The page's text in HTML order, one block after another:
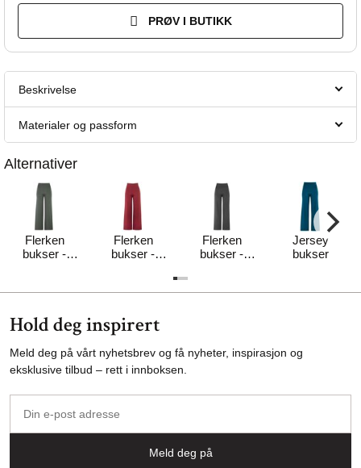
PRØV I BUTIKK
Beskrivelse
Materialer og passform
Alternativer
Flerken
bukser -
Flerken
bukser -
Flerken
bukser -
Jersey
bukser
Hold deg inspirert
Meld deg på vårt nyhetsbrev og få nyheter, inspirasjon og
eksklusive tilbud – rett i innboksen.
post
Meld deg på